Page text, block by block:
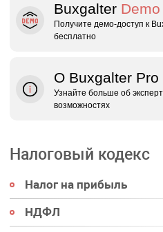
Buxgalter Demo
Получите демо‑доступ к
бесплатно
О Buxgalter Pro
Узнайте больше об
возможностях
Налоговый кодекс
Налог на прибыль
НДФЛ